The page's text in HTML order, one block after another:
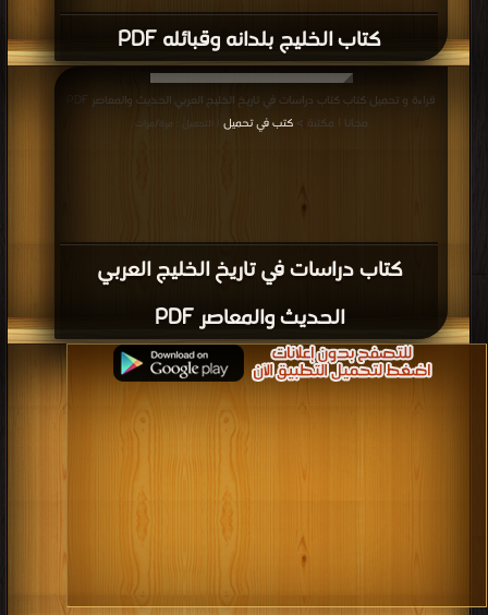
كتاب الخليج بلدانه وقبائله PDF
كتاب دراسات في تاريخ الخليج العربي
الحديث والمعاصر PDF
قراءة و تحميل كتاب كتاب دراسات في تاريخ الخليج العربي الحديث والمعاصر PDF
مجانا | مكتبة >كتب في تحميل | التحميل : مرة/مرات